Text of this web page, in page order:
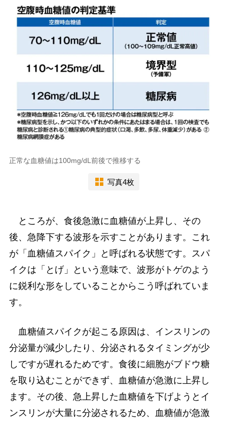
正常な血糖値は100mg/dL前後で推移する
写真4枚
ところが、食後急激に血糖値が上昇し、その
後、急降下する波形を示すことがあります。これ
が「血糖値スパイク」と呼ばれる状態です。スパ
イクは「とげ」という意味で、波形がトゲのよう
に鋭利な形をしていることからこう呼ばれていま
す。
血糖値スパイクが起こる原因は、インスリンの
分泌量が減少したり、分泌されるタイミングが少
しですが遅れるためです。食後に細胞がブドウ糖
を取り込むことができず、血糖値が急激に上昇し
ます。その後、急上昇した血糖値を下げようとイ
ンスリンが大量に分泌されるため、血糖値が急激